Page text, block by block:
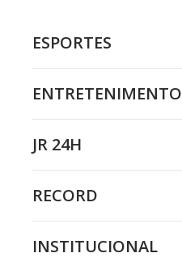
ESPORTES
ENTRETENIMENTO
JR 24H
RECORD
INSTITUCIONAL